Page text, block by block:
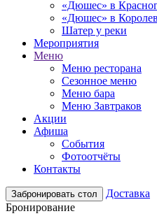
«Дюшес» в
«Дюшес» в
Шатер у реки
Мероприятия
Меню
Меню ресторана
Сезонное меню
Меню бара
Меню Завтраков
Акции
Афиша
События
Фотоотчёты
Контакты
Забронировать стол
Доставка
Бронирование